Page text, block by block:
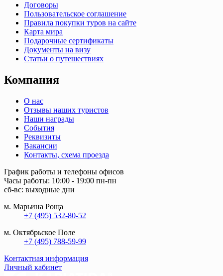
Договоры
Пользовательское соглашение
Правила покупки туров на сайте
Карта мира
Подарочные сертификаты
Документы на визу
Статьи о путешествиях
Компания
О нас
Отзывы наших туристов
Наши награды
События
Реквизиты
Вакансии
Контакты, схема проезда
График работы и телефоны офисов
Часы работы: 10:00 - 19:00 пн-пн
сб-вс: выходные дни
м. Марьина Роща
+7 (495) 532-80-52
м. Октябрьское Поле
+7 (495) 788-59-99
Контактная информация
Личный кабинет